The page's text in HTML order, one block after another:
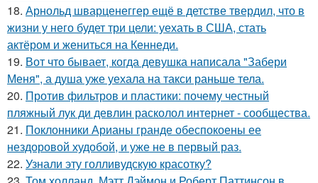
18. Арнольд шварценеггер ещё в детстве твердил, что в
жизни у него будет три цели: уехать в США, стать
актёром и жениться на Кеннеди.
19. Вот что бывает, когда девушка написала "Забери
Меня", а душа уже уехала на такси раньше тела.
20. Против фильтров и пластики: почему честный
пляжный лук ди девлин расколол интернет - сообщества.
21. Поклонники Арианы гранде обеспокоены ее
нездоровой худобой, и уже не в первый раз.
22. Узнали эту голливудскую красотку?